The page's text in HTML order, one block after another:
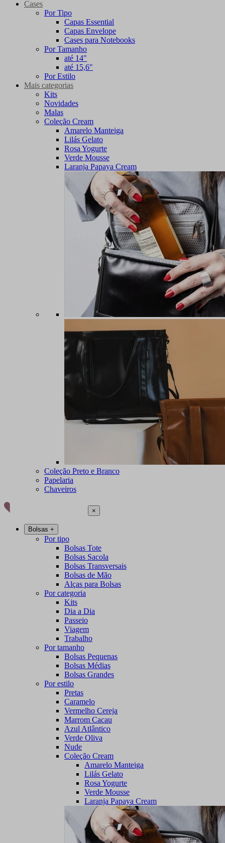
Cases
Por Tipo
Capas Essential
Capas Envelope
Cases para Notebooks
Por Tamanho
até 14"
até 15,6"
Por Estilo
Mais categorias
Kits
Novidades
Malas
Coleção Cream
Amarelo Manteiga
Lilás Gelato
Rosa Yogurte
Verde Mousse
Laranja Papaya Cream
Coleção Preto e Branco
Papelaria
Chaveiros
×
Bolsas +
Por tipo
Bolsas Tote
Bolsas Sacola
Bolsas Transversais
Bolsas de Mão
Alças para Bolsas
Por categoria
Kits
Dia a Dia
Passeio
Viagem
Trabalho
Por tamanho
Bolsas Pequenas
Bolsas Médias
Bolsas Grandes
Por estilo
Pretas
Caramelo
Vermelho Cereja
Marrom Cacau
Azul Atlântico
Verde Oliva
Nude
Coleção Cream
Amarelo Manteiga
Lilás Gelato
Rosa Yogurte
Verde Mousse
Laranja Papaya Cream